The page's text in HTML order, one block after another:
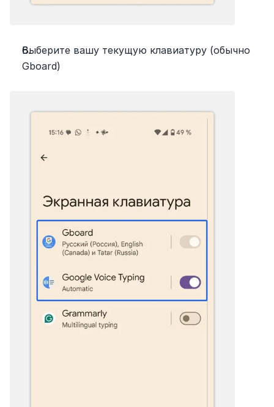
Выберите вашу текущую клавиатуру (обычно
Gboard)